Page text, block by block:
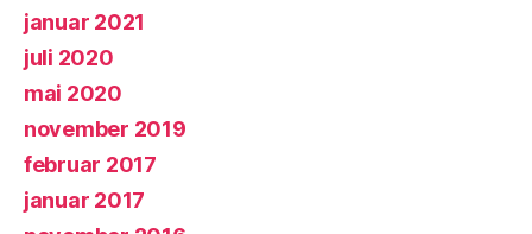
januar 2021
juli 2020
mai 2020
november 2019
februar 2017
januar 2017